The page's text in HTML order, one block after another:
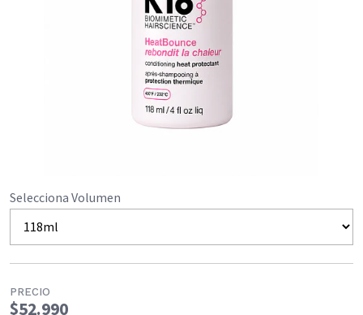
Selecciona Volumen
PRECIO
$52.990